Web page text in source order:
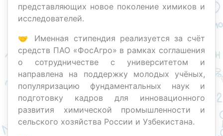
представляющих новое поколение химиков и
исследователей.
🤝 Именная стипендия реализуется за счёт
средств ПАО «ФосАгро» в рамках соглашения
о сотрудничестве с университетом и
направлена на поддержку молодых учёных,
популяризацию фундаментальных наук и
подготовку кадров для инновационного
развития химической промышленности и
сельского хозяйства России и Узбекистана.